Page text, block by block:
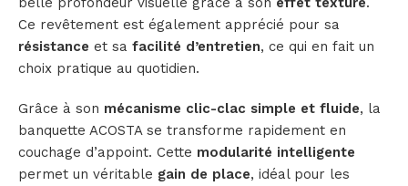
Ce revêtement est également apprécié pour sa
résistance et sa facilité d’entretien, ce qui en fait un
choix pratique au quotidien.
Grâce à son mécanisme clic-clac simple et fluide, la
banquette ACOSTA se transforme rapidement en
couchage d’appoint. Cette modularité intelligente
permet un véritable gain de place, idéal pour les